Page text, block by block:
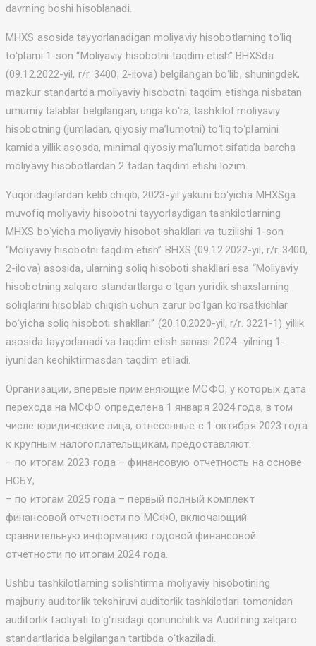
davrning boshi hisoblanadi.
MHXS asosida tayyorlanadigan moliyaviy hisobotlarning toʻliq
toʻplami 1-son “Moliyaviy hisobotni taqdim etish” BHXSda
(09.12.2022-yil, r/r. 3400, 2-ilova) belgilangan boʻlib, shuningdek,
mazkur standartda moliyaviy hisobotni taqdim etishga nisbatan
umumiy talablar belgilangan, unga koʻra, tashkilot moliyaviy
hisobotning (jumladan, qiyosiy maʼlumotni) toʻliq toʻplamini
kamida yillik asosda, minimal qiyosiy maʼlumot sifatida barcha
moliyaviy hisobotlardan 2 tadan taqdim etishi lozim.
Yuqoridagilardan kelib chiqib, 2023-yil yakuni boʻyicha MHXSga
muvofiq moliyaviy hisobotni tayyorlaydigan tashkilotlarning
MHXS boʻyicha moliyaviy hisobot shakllari va tuzilishi 1-son
“Moliyaviy hisobotni taqdim etish” BHXS (09.12.2022-yil, r/r. 3400,
2-ilova) asosida, ularning soliq hisoboti shakllari esa “Moliyaviy
hisobotning xalqaro standartlarga oʻtgan yuridik shaxslarning
soliqlarini hisoblab chiqish uchun zarur boʻlgan koʻrsatkichlar
boʻyicha soliq hisoboti shakllari” (20.10.2020-yil, r/r. 3221-1) yillik
asosida tayyorlanadi va taqdim etish sanasi 2024 -yilning 1-
iyunidan kechiktirmasdan taqdim etiladi.
Организации, впервые применяющие МСФО, у которых дата
перехода на МСФО определена 1 января 2024 года, в том
числе юридические лица, отнесенные с 1 октября 2023 года
к крупным налогоплательщикам, предоставляют:
– по итогам 2023 года – финансовую отчетность на основе
НСБУ;
– по итогам 2025 года – первый полный комплект
финансовой отчетности по МСФО, включающий
сравнительную информацию годовой финансовой
отчетности по итогам 2024 года.
Ushbu tashkilotlarning solishtirma moliyaviy hisobotining
majburiy auditorlik tekshiruvi auditorlik tashkilotlari tomonidan
auditorlik faoliyati toʻgʻrisidagi qonunchilik va Auditning xalqaro
standartlarida belgilangan tartibda oʻtkaziladi.